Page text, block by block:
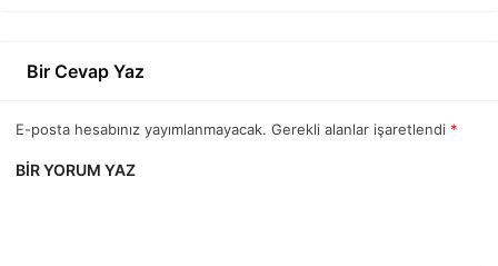
Bir Cevap Yaz
E-posta hesabınız yayımlanmayacak. Gerekli alanlar işaretlendi *
BIR YORUM YAZ